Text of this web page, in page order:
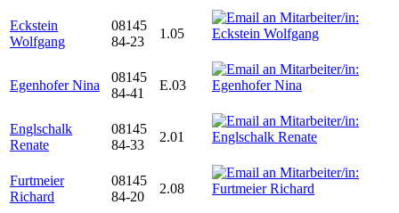
Eckstein
Wolfgang
08145
84-23
1.05
Egenhofer Nina
08145
84-41
E.03
Englschalk
Renate
08145
84-33
2.01
Furtmeier
Richard
08145
84-20
2.08